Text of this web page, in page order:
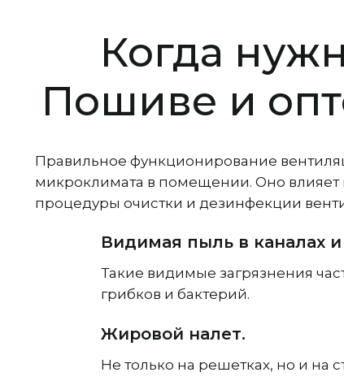
Когда
Пошиве и
Правильное функционирование
микроклимата в помещении. Оно влияет
процедуры очистки и дезинфекции
Видимая пыль в каналах
Такие видимые загрязнения
грибков и бактерий.
Жировой налет.
Не только на решетках, но и на